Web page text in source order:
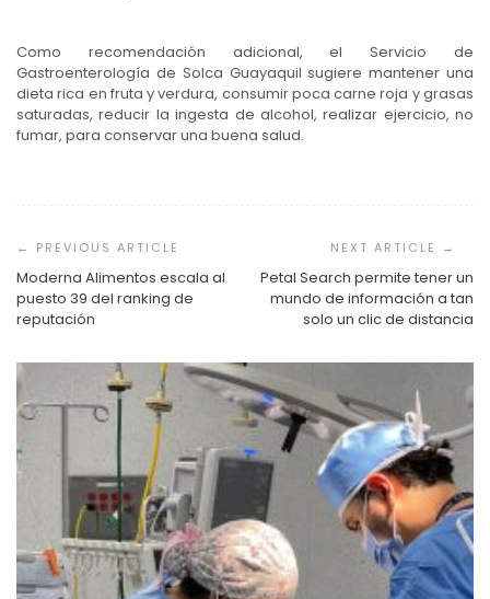
Como recomendación adicional, el Servicio de
Gastroenterología de Solca Guayaquil sugiere mantener una
dieta rica en fruta y verdura, consumir poca carne roja y grasas
saturadas, reducir la ingesta de alcohol, realizar ejercicio, no
fumar, para conservar una buena salud.
de
entradas
Moderna Alimentos escala al
puesto 39 del ranking de
reputación
Petal Search permite tener un
mundo de información a tan
solo un clic de distancia